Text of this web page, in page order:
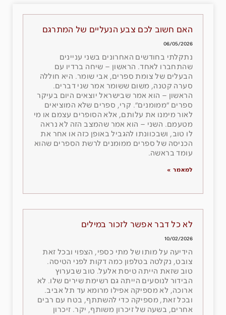
האם חשוב לכם צבע הנעליים של המתרגם
06/05/2026
נתקלתי בחודשים האחרונים בשני עניינים
שהתחברו לאחד. הראשון – שיחה ברדיו עם
הבעלים של צומת ספרים, אבי שומר. היא חוללה
סערה קטנה, משום ששומר אמר שני דברים.
הראשון – הוא אמר שבישראל יוצאים היום בעיקר
ספרים ״ממומנים״. קרי, ספרים שלא המוציאים
לאור מימנו את עלותם, אלא הסופרים עצמם או מי
מטעמם. השני – הוא אמר שהמצב הזה לא נראה
לו טוב, ושבכוונתו להגביל באופן כזה או אחר את
הכניסה של ספרים ממומנים לרשת הספרים שהוא
עומד בראשה.
למאמר »
לא כל דבר אפשר לזכור במילים
10/02/2026
הידיעה על מותו של מתי כספי, הצפוי ובכל זאת
צובט, נקלטה בטלפון כמה דקות לפני הטיסה.
טוב שזאת הייתה טיסת אלעל. טוב שבערוץ
הבידור לנוסעים הייתה גם רשימת שירים שלו. לא
ארוכה, לא מספיקה אפילו מרומא עד תל אביב.
ובכל זאת, מספיקה כדי להשתתף, בטח עם רבים
אחרים, בשעה של זיכרון משותף, יקר. זיכרון